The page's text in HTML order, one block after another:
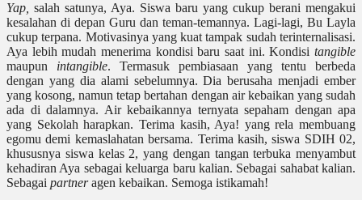
Yap, salah satunya, Aya. Siswa baru yang cukup berani mengakui
kesalahan di depan Guru dan teman-temannya. Lagi-lagi, Bu Layla
cukup terpana. Motivasinya yang kuat tampak sudah terinternalisasi.
Aya lebih mudah menerima kondisi baru saat ini. Kondisi tangible
maupun intangible. Termasuk pembiasaan yang tentu berbeda
dengan yang dia alami sebelumnya. Dia berusaha menjadi ember
yang kosong, namun tetap bertahan dengan air kebaikan yang sudah
ada di dalamnya. Air kebaikannya ternyata sepaham dengan apa
yang Sekolah harapkan. Terima kasih, Aya! yang rela membuang
egomu demi kemaslahatan bersama. Terima kasih, siswa SDIH 02,
khususnya siswa kelas 2, yang dengan tangan terbuka menyambut
kehadiran Aya sebagai keluarga baru kalian. Sebagai sahabat kalian.
Sebagai partneragen kebaikan. Semoga istikamah!